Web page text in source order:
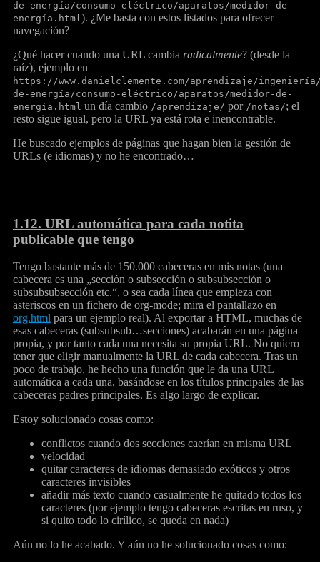
de-energía/consumo-eléctrico/aparatos/medidor-de-
energía.html ). ¿Me basta con estos listados para ofrecer
navegación?
¿Qué hacer cuando una URL cambia radicalmente? (desde la
raíz), ejemplo en
https://www.danielclemente.com/aprendizaje/
de-energía/consumo-eléctrico/aparatos/medidor-de-
energía.html un día cambio /aprendizaje/ por /notas/; el
resto sigue igual, pero la URL ya está rota e inencontrable.
He buscado ejemplos de páginas que hagan bien la gestión de
URLs (e idiomas) y no he encontrado…
1.12. URL automática para cada notita
publicable que tengo
Tengo bastante más de 150.000 cabeceras en mis notas (una
cabecera es una „sección o subsección o subsubsección o
subsubsubsección etc.“, o sea cada línea que empieza con
asteriscos en un fichero de org-mode; mira el pantallazo en
org.html para un ejemplo real). Al exportar a HTML, muchas de
esas cabeceras (subsubsub…secciones) acabarán en una página
propia, y por tanto cada una necesita su propia URL. No quiero
tener que eligir manualmente la URL de cada cabecera. Tras un
poco de trabajo, he hecho una función que le da una URL
automática a cada una, basándose en los títulos principales de las
cabeceras padres principales. Es algo largo de explicar.
Estoy solucionado cosas como:
conflictos cuando dos secciones caerían en misma URL
velocidad
quitar caracteres de idiomas demasiado exóticos y otros
caracteres invisibles
añadir más texto cuando casualmente he quitado todos los
caracteres (por ejemplo tengo cabeceras escritas en ruso, y
si quito todo lo cirílico, se queda en nada)
Aún no lo he acabado. Y aún no he solucionado cosas como: